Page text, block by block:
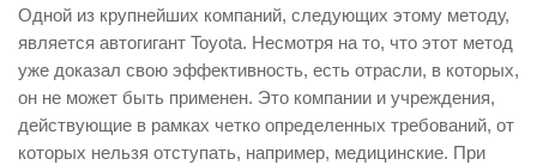
Одной из крупнейших компаний, следующих этому методу,
является автогигант Toyota. Несмотря на то, что этот метод
уже доказал свою эффективность, есть отрасли, в которых,
он не может быть применен. Это компании и учреждения,
действующие в рамках четко определенных требований, от
которых нельзя отступать, например, медицинские. При